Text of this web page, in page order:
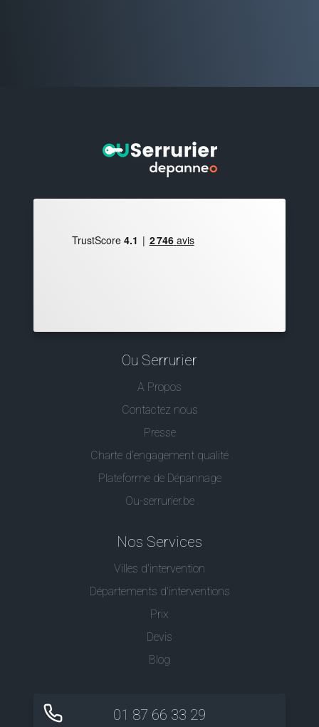
Ou Serrurier
A Propos
Contactez nous
Presse
Charte d’engagement qualité
Plateforme de Dépannage
Ou-serrurier.be
Nos Services
Villes d'intervention
Départements d'interventions
Prix
Devis
Blog
01 87 66 33 29